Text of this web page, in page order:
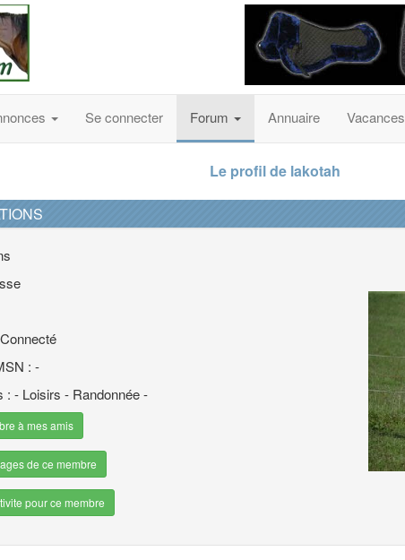
Se connecter Forum Annuaire Vacances
Le profil de lakotah
: -
: - Loisirs - Randonnée -
à mes amis
de ce membre
pour ce membre